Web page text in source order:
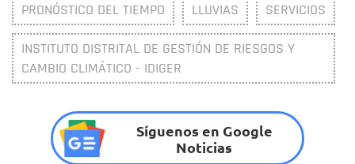
PRONÓSTICO DEL TIEMPO LLUVIAS SERVICIOS
INSTITUTO DISTRITAL DE GESTIÓN DE RIESGOS Y
CAMBIO CLIMÁTICO - IDIGER
Síguenos en Google
Noticias